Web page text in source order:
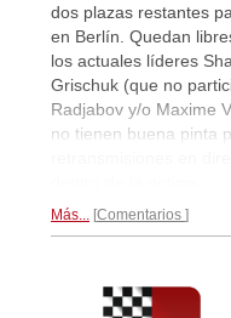
dos plazas restantes
en Berlín. Quedan
los actuales líderes
Grischuk (que no
Radjabov y/o Maxime
no tienen buena pinta
Más... Comentarios